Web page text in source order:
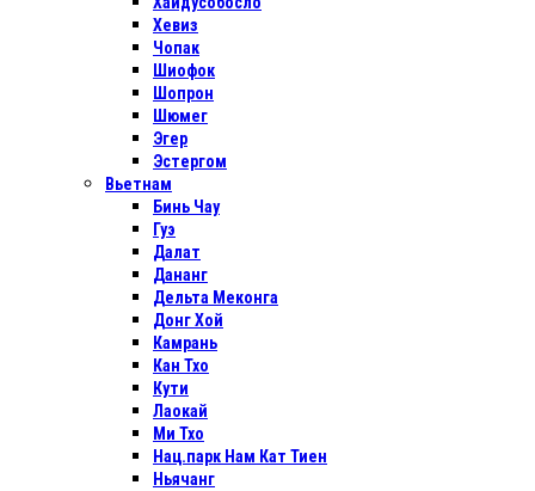
Хевиз
Чопак
Шиофок
Шопрон
Шюмег
Эгер
Эстергом
Вьетнам
Бинь Чау
Гуэ
Далат
Дананг
Дельта Меконга
Донг Хой
Камрань
Кан Тхо
Кути
Лаокай
Ми Тхо
Нац.парк Нам Кат Тиен
Ньячанг